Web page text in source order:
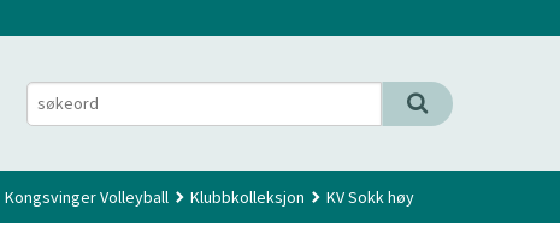
Kongsvinger Volleyball Klubbkolleksjon KV Sokk høy